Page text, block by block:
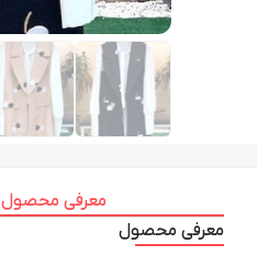
معرفی محصول
معرفی محصول